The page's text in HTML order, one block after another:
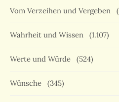
Vom Verzeihen und Vergeben
Wahrheit und Wissen (1.107)
Werte und Würde (524)
Wünsche (345)